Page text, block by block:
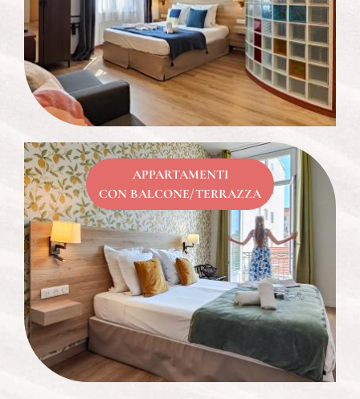
APPARTAMENTI
CON BALCONE/TERRAZZA